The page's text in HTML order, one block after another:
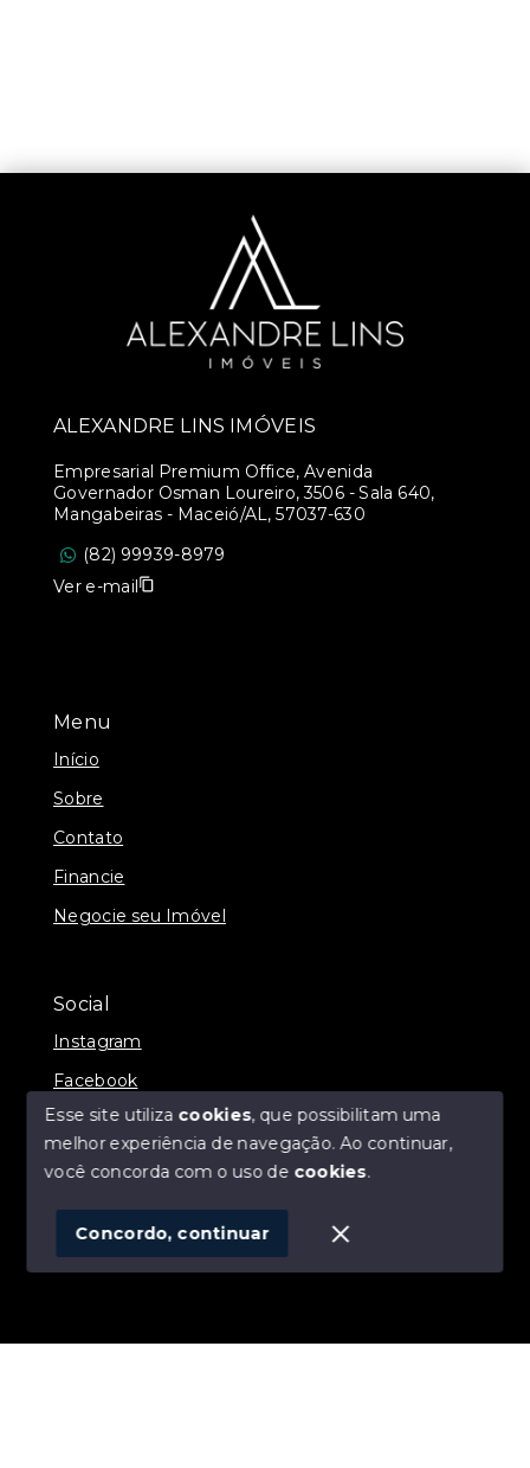
Menu
Início
Sobre
Contato
Financie
Negocie seu Imóvel
Social
Instagram
Facebook
© Copyright 2026 - ALEXANDRE LINS IMÓVEIS -
SITE PARA IMOBILIARIA
ALEXANDRE LINS IMÓVEIS
Empresarial Premium Office, Avenida
Governador Osman Loureiro, 3506 - Sala 640,
Mangabeiras - Maceió/AL, 57037-630
(82) 99939-8979
Ver e-mail
Esse site utiliza cookies, que possibilitam uma
melhor experiência de navegação.Ao continuar,
você concorda com o uso de cookies.
Concordo, continuar